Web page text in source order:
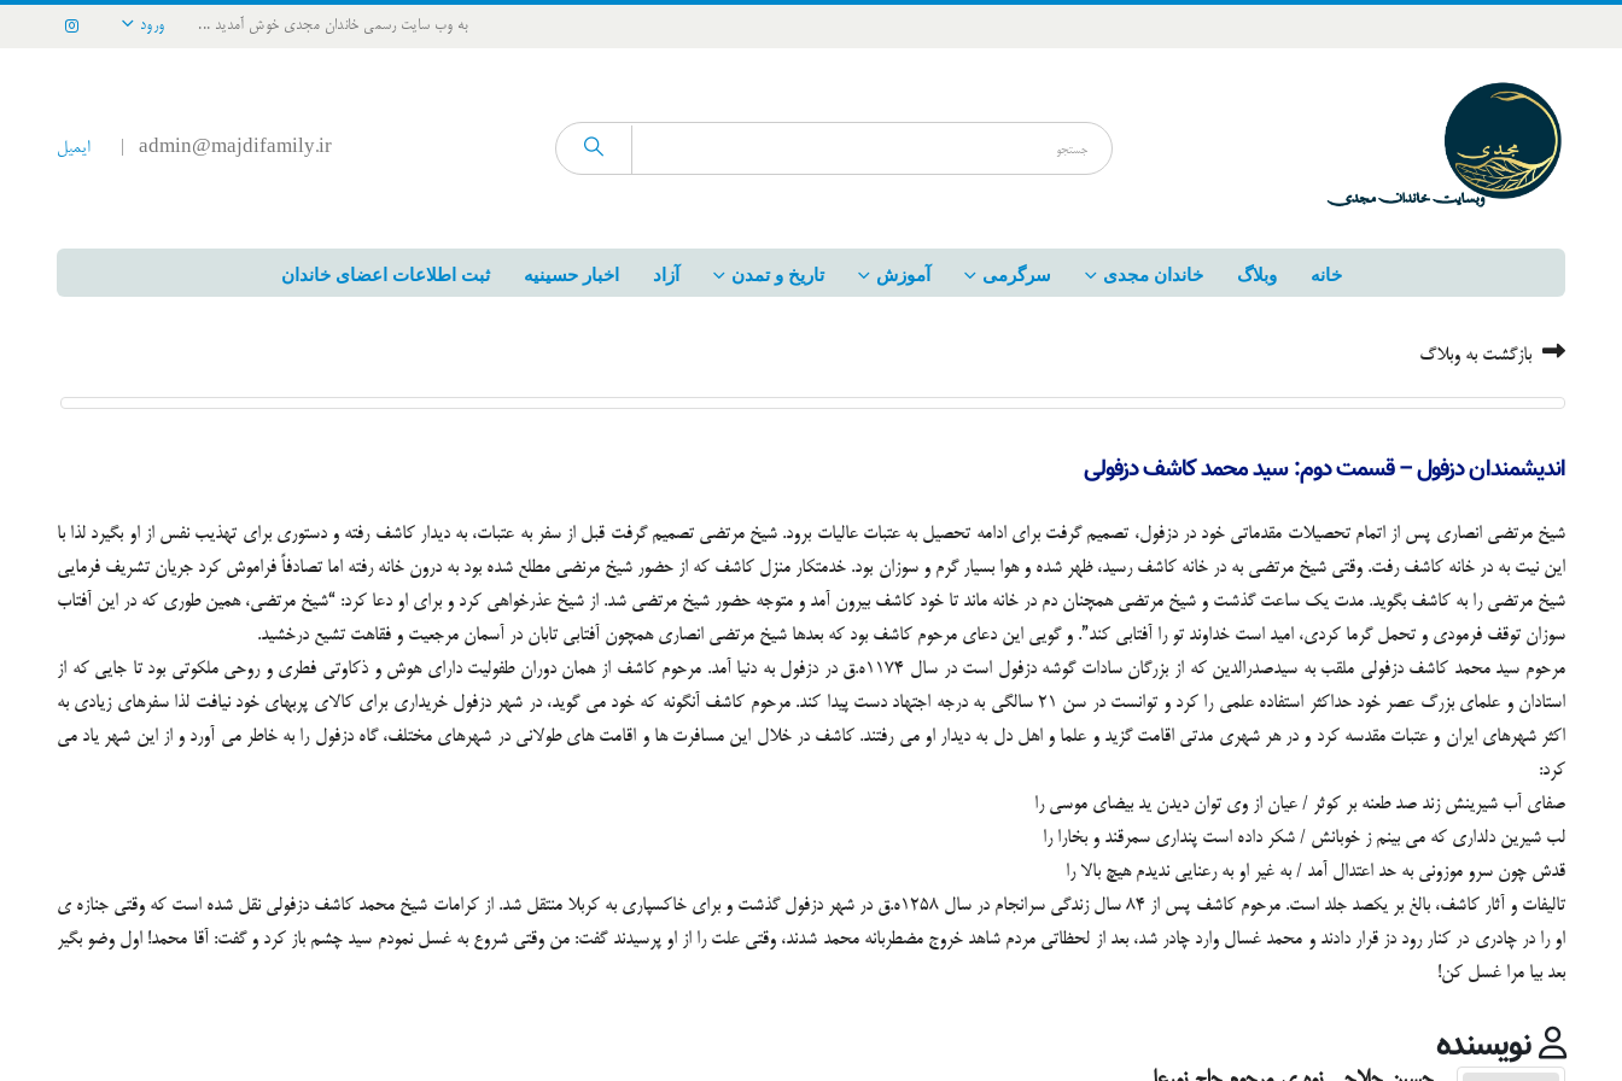
به وب سایت رسمی خاندان مجدی خوش آمدید ... ورود
admin@majdifamily.ir ایمیل
خانه وبلاگ خاندان مجدی سرگرمی آموزش تاریخ و تمدن آزاد اخبار حسینیه ثبت اطلاعات اعضای خاندان
بازگشت به وبلاگ
اندیشمندان دزفول – قسمت دوم: سید محمد کاشف دزفولی
شیخ مرتضی انصاری پس از اتمام تحصیلات مقدماتی خود در دزفول، تصمیم گرفت برای ادامه تحصیل به عتبات عالیات برود. شیخ مرتضی تصمیم گرفت قبل از سفر به عتبات، به دیدار کاشف رفته و دستوری برای تهذیب نفس از او بگیرد لذا با
این نیت به در خانه کاشف رفت. وقتی شیخ مرتضی به در خانه کاشف رسید، ظهر شده و هوا بسیار گرم و سوزان بود. خدمتکار منزل کاشف که از حضور شیخ مرنضی مطلع شده بود به درون خانه رفته اما تصادفاً فراموش کرد جریان تشریف فرمایی
شیخ مرتضی را به کاشف بگوید. مدت یک ساعت گذشت و شیخ مرتضی همچنان دم در خانه ماند تا خود کاشف بیرون آمد و متوجه حضور شیخ مرتضی شد. از شیخ عذرخواهی کرد و برای او دعا کرد: “شیخ مرتضی، همین طوری که در این آفتاب
سوزان توقف فرمودی و تحمل گرما کردی، امید است خداوند تو را آفتابی کند”. و گویی این دعای مرحوم کاشف بود که بعدها شیخ مرتضی انصاری همچون آفتابی تابان در آسمان مرجعیت و فقاهت تشیع درخشید.
مرحوم سید محمد کاشف دزفولی ملقب به سیدصدرالدین که از بزرگان سادات گوشه دزفول است در سال 1174ه.ق در دزفول به دنیا آمد. مرحوم کاشف از همان دوران طفولیت دارای هوش و ذکاوتی فطری و روحی ملکوتی بود تا جایی که از
استادان و علمای بزرگ عصر خود حداکثر استفاده علمی را کرد و توانست در سن 21 سالگی به درجه اجتهاد دست پیدا کند. مرحوم کاشف آنگونه که خود می گوید، در شهر دزفول خریداری برای کالای پربهای خود نیافت لذا سفرهای زیادی به
اکثر شهرهای ایران و عتبات مقدسه کرد و در هر شهری مدتی اقامت گزید و علما و اهل دل به دیدار او می رفتند. کاشف در خلال این مسافرت ها و اقامت های طولانی در شهرهای مختلف، گاه دزفول را به خاطر می آورد و از این شهر یاد می
کرد:
صفای آب شیرینش زند صد طعنه بر کوثر / عیان از وی توان دیدن ید بیضای موسی را
لب شیرین دلداری که می بینم ز خوبانش / شکر داده است پنداری سمرقند و بخارا را
قدش چون سرو موزونی به حد اعتدال آمد / به غیر او به رعنایی ندیدم هیچ بالا را
تالیفات و آثار کاشف، بالغ بر یکصد جلد است. مرحوم کاشف پس از 84 سال زندگی سرانجام در سال 1258ه.ق در شهر دزفول گذشت و برای خاکسپاری به کربلا منتقل شد. از کرامات شیخ محمد کاشف دزفولی نقل شده است که وقتی جنازه ی
او را در چادری در کنار رود دز قرار دادند و محمد غسال وارد چادر شد، بعد از لحظاتی مردم شاهد خروج مضطربانه محمد شدند، وقتی علت را از او پرسیدند گفت: من وقتی شروع به غسل نمودم سید چشم باز کرد و گفت: آقا محمد! اول وضو بگیر
بعد بیا مرا غسل کن!
نویسنده